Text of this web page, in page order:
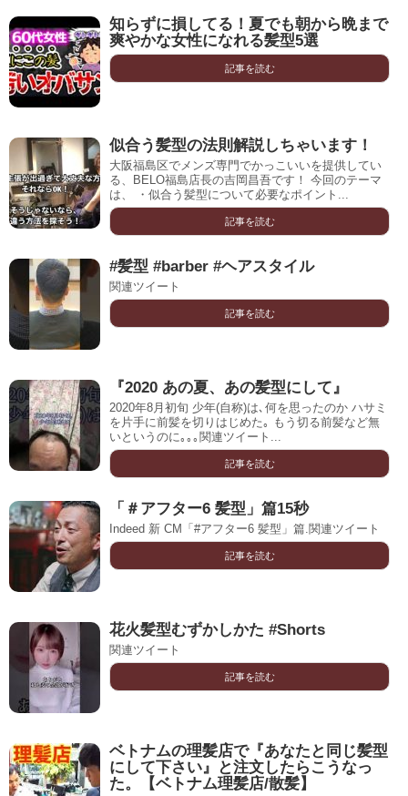
知らずに損してる！夏でも朝から晩まで
爽やかな女性になれる髪型5選
記事を読む
似合う髪型の法則解説しちゃいます！
大阪福島区でメンズ専門でかっこいいを提供してい
る、BELO福島店長の吉岡昌吾です！ 今回のテーマ
は、 ・似合う髪型について必要なポイント...
記事を読む
#髪型 #barber #ヘアスタイル
関連ツイート
記事を読む
『2020 あの夏、あの髪型にして』
2020年8月初旬 少年(自称)は､何を思ったのか ハサミ
を片手に前髪を切りはじめた｡ もう切る前髪など無
いというのに｡｡｡関連ツイート...
記事を読む
「＃アフター6 髪型」篇15秒
Indeed 新 CM「#アフター6 髪型」篇.関連ツイート
記事を読む
花火髪型むずかしかた #Shorts
関連ツイート
記事を読む
ベトナムの理髪店で『あなたと同じ髪型
にして下さい』と注文したらこうなっ
た。【ベトナム理髪店/散髪】